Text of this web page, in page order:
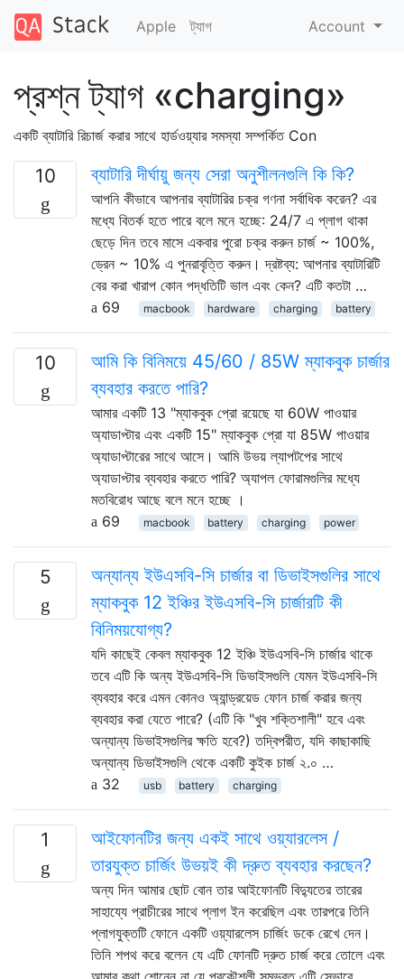
Apple ট্যাগ Account
প্রশ্ন ট্যাগ «charging»
একটি ব্যাটারি রিচার্জ করার সাথে হার্ডওয়্যার সমস্যা সম্পর্কিত Con
10 ব্যাটারি দীর্ঘায়ু জন্য সেরা অনুশীলনগুলি কি কি?
আপনি কীভাবে আপনার ব্যাটারির চক্র গণনা সর্বাধিক করেন? এর
মধ্যে বিতর্ক হতে পারে বলে মনে হচ্ছে: 24/7 এ প্লাগ থাকা
ছেড়ে দিন তবে মাসে একবার পুরো চক্র করুন চার্জ ~ 100%,
ড্রেন ~ 10% এ পুনরাবৃত্তি করুন। দ্রষ্টব্য: আপনার ব্যাটারিটি
বের করা খারাপ কোন পদ্ধতিটি ভাল এবং কেন? এটি কতটা …
69
macbook hardware charging battery
10
আমি কি বিনিময়ে 45/60 / 85W ম্যাকবুক চার্জার
ব্যবহার করতে পারি?
আমার একটি 13 "ম্যাকবুক প্রো রয়েছে যা 60W পাওয়ার
অ্যাডাপ্টার এবং একটি 15" ম্যাকবুক প্রো যা 85W পাওয়ার
অ্যাডাপ্টারের সাথে আসে। আমি উভয় ল্যাপটপের সাথে
অ্যাডাপ্টার ব্যবহার করতে পারি? অ্যাপল ফোরামগুলির মধ্যে
মতবিরোধ আছে বলে মনে হচ্ছে ।
69
macbook battery charging power
5
অন্যান্য ইউএসবি-সি চার্জার বা ডিভাইসগুলির সাথে
ম্যাকবুক 12 ইঞ্চির ইউএসবি-সি চার্জারটি কী
বিনিময়যোগ্য?
যদি কাছেই কেবল ম্যাকবুক 12 ইঞ্চি ইউএসবি-সি চার্জার থাকে
তবে এটি কি অন্য ইউএসবি-সি ডিভাইসগুলি যেমন ইউএসবি-সি
ব্যবহার করে এমন কোনও অ্যান্ড্রয়েড ফোন চার্জ করার জন্য
ব্যবহার করা যেতে পারে? (এটি কি "খুব শক্তিশালী" হবে এবং
অন্যান্য ডিভাইসগুলির ক্ষতি হবে?) তদ্বিপরীত, যদি কাছাকাছি
অন্যান্য ডিভাইসগুলি থেকে একটি কুইক চার্জ ২.০ …
32
usb battery charging
1
আইফোনটির জন্য একই সাথে ওয়্যারলেস /
তারযুক্ত চার্জিং উভয়ই কী দ্রুত ব্যবহার করছেন?
অন্য দিন আমার ছোট বোন তার আইফোনটি বিদ্যুতের তারের
সাহায্যে প্রাচীরের সাথে প্লাগ ইন করেছিল এবং তারপরে তিনি
প্লাগযুক্তটি ফোনে একটি ওয়্যারলেস চার্জিং ডকে রেখে দেন।
তিনি শপথ করে বলেন যে এটি ফোনটি দ্রুত চার্জ করে তোলে এবং